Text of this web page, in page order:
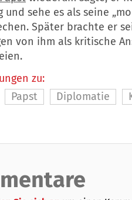
und sehe es als seine
Später brachte er
von ihm als kritische
zu:
Papst Diplomatie